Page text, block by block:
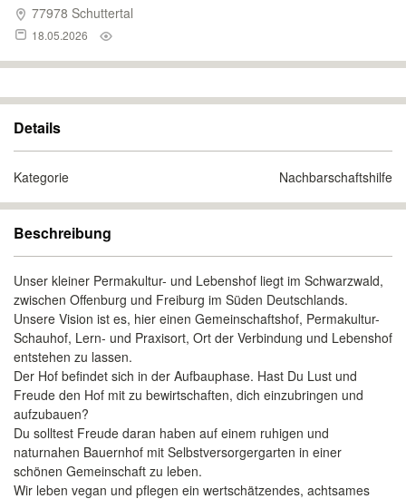
77978 Schuttertal
18.05.2026
Details
Kategorie Nachbarschaftshilfe
Beschreibung
Unser kleiner Permakultur- und Lebenshof liegt im Schwarzwald,
zwischen Offenburg und Freiburg im Süden Deutschlands.
Unsere Vision ist es, hier einen Gemeinschaftshof, Permakultur-
Schauhof, Lern- und Praxisort, Ort der Verbindung und Lebenshof
entstehen zu lassen.
Der Hof befindet sich in der Aufbauphase. Hast Du Lust und
Freude den Hof mit zu bewirtschaften, dich einzubringen und
aufzubauen?
Du solltest Freude daran haben auf einem ruhigen und
naturnahen Bauernhof mit Selbstversorgergarten in einer
schönen Gemeinschaft zu leben.
Wir leben vegan und pflegen ein wertschätzendes, achtsames